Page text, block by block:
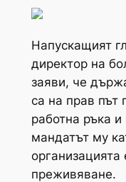
Напускащият
директор на
заяви, че
са на прав път
работна ръка и
мандатът му
организацията
преживяване.